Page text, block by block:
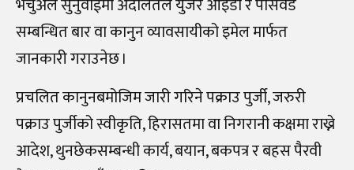
भर्चुअल सुनुवाईमा अदालतले युजर आइडी र पासवर्ड
सम्बन्धित बार वा कानुन व्यावसायीको इमेल मार्फत
जानकारी गराउनेछ ।
प्रचलित कानुनबमोजिम जारी गरिने पक्राउ पुर्जी, जरुरी
पक्राउ पुर्जीको स्वीकृति, हिरासतमा वा निगरानी कक्षमा राख्ने
आदेश, थुनछेकसम्बन्धी कार्य, बयान, बकपत्र र बहस पैरवी